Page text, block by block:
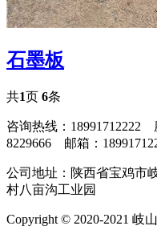
石墨板
共1页 6条
咨询热线：18991712222
8229666 邮箱：
公司地址：陕西省宝鸡市
村八亩沟工业园
Copyright © 2020-2021 岐